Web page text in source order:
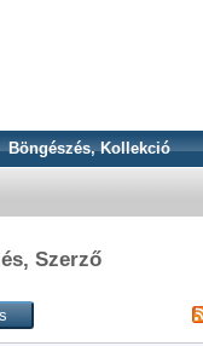
Böngészés, Kollekció
Szerző